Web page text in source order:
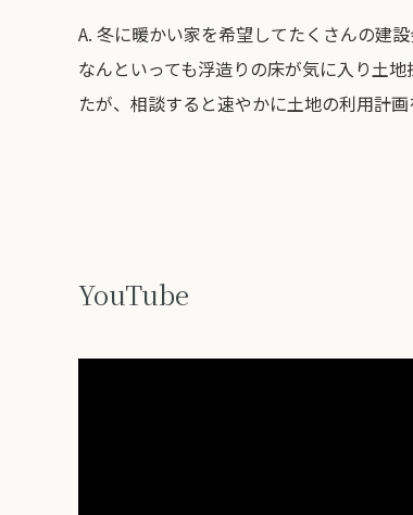
A. 冬に暖かい家を希望してたくさんの建
なんといっても浮造りの床が気に入り土
たが、相談すると速やかに土地の利用計
YouTube